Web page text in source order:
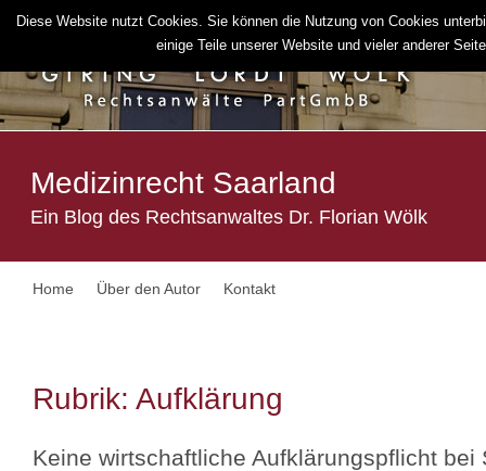
Medizinrecht Saarland
Ein Blog des Rechtsanwaltes Dr. Florian Wölk
Home Über den Autor Kontakt
Rubrik: Aufklärung
Keine wirtschaftliche Aufklärungspflicht bei
Diese Website nutzt Cookies. Sie können die Nutzung von Cookies
einige Teile unserer Website und vieler anderer